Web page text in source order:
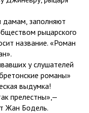
дамам, заполняют
рыцарского
название. «Роман
у слушателей
романы»
выдумка!
прелестны»,—
Жан Бодель.